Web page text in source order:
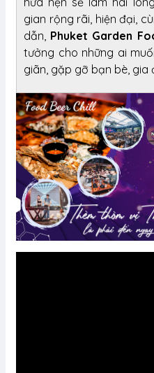
gian rộng rãi, hiện đại,
dẫn, Phuket Garden
tưởng cho những ai
giãn, gặp gỡ bạn bè, gia